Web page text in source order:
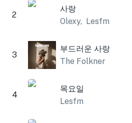
2
사랑
Olexy, Lesfm
3
부드러운 사랑
The Folkner
4
목요일
Lesfm